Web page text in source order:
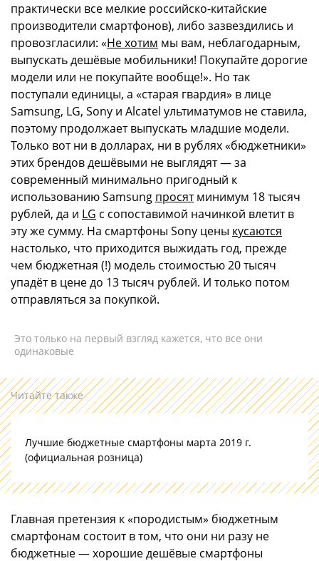
практически все мелкие российско-китайские
производители смартфонов), либо зазвездились и
провозгласили: «Не хотим мы вам, неблагодарным,
выпускать дешёвые мобильники! Покупайте дорогие
модели или не покупайте вообще!». Но так
поступали единицы, а «старая гвардия» в лице
Samsung, LG, Sony и Alcatel ультиматумов не ставила,
поэтому продолжает выпускать младшие модели.
Только вот ни в долларах, ни в рублях «бюджетники»
этих брендов дешёвыми не выглядят — за
современный минимально пригодный к
использованию Samsung просятминимум 18 тысяч
рублей, да и LG с сопоставимой начинкой влетит в
эту же сумму. На смартфоны Sony цены кусаются
настолько, что приходится выжидать год, прежде
чем бюджетная (!) модель стоимостью 20 тысяч
упадёт в цене до 13 тысяч рублей. И только потом
отправляться за покупкой.
Это только на первый взгляд кажется, что все они
одинаковые
Читайте также
Лучшие бюджетные смартфоны марта 2019 г.
(официальная розница)
Главная претензия к «породистым» бюджетным
смартфонам состоит в том, что они ни разу не
бюджетные — хорошие дешёвые смартфоны